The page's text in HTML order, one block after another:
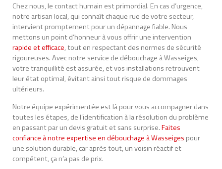
Chez nous, le contact humain est primordial. En cas d’urgence,
notre artisan local, qui connaît chaque rue de votre secteur,
intervient promptement pour un dépannage fiable. Nous
mettons un point d’honneur à vous offrir une intervention
rapide et efficace, tout en respectant des normes de sécurité
rigoureuses. Avec notre service de débouchage à Wasseiges,
votre tranquillité est assurée, et vos installations retrouvent
leur état optimal, évitant ainsi tout risque de dommages
ultérieurs.
Notre équipe expérimentée est là pour vous accompagner dans
toutes les étapes, de l’identification à la résolution du problème
en passant par un devis gratuit et sans surprise.Faites
confiance à notre expertise en débouchage à Wasseiges pour
une solution durable, car après tout, un voisin réactif et
compétent, ça n’a pas de prix.